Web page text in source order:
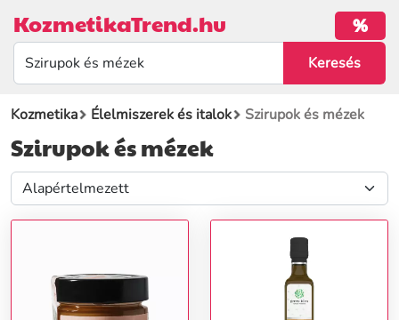
KozmetikaTrend.hu %
Kozmetika Élelmiszerek és italok Szirupok és mézek
Szirupok és mézek